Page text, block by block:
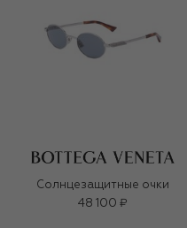
Солнцезащитные очки
48 100 ₽